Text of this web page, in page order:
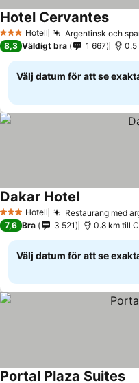
3 StjärnorHotell Argentinsk och
Hotel CervantesSe
8,3 Väldigt bra 1 667 0.5
Välj datum för att se
3 StjärnorHotell Restaurang med
Dakar HotelSe priser
7,6 Bra 3 521 0.8 km till
Välj datum för att se
Portal Plaza Suites